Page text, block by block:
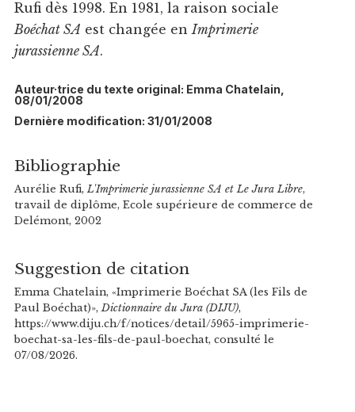
Rufi dès 1998. En 1981, la raison sociale
Boéchat SA est changée en Imprimerie
jurassienne SA.
Auteur·trice du texte original: Emma Chatelain,
08/01/2008
Dernière modification: 31/01/2008
Bibliographie
Aurélie Rufi,L'Imprimerie jurassienne SA et Le Jura Libre,
travail de diplôme, Ecole supérieure de commerce de
Delémont, 2002
Suggestion de citation
Emma Chatelain, «Imprimerie Boéchat SA (les Fils de
Paul Boéchat)», Dictionnaire du Jura (DIJU),
https://www.diju.ch/f/notices/detail/5965-imprimerie-
boechat-sa-les-fils-de-paul-boechat, consulté le
07/08/2026.